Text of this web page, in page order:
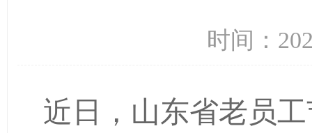
时间：
近日，山东省老员